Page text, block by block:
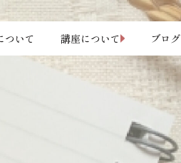
ついて 講座について ブログ